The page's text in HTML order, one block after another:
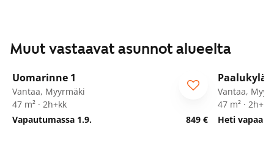
Muut vastaavat asunnot alueelta
Uomarinne 1
Vantaa, Myyrmäki
47 m² · 2h+kk
Vapautumassa 1.9.
849 €
Vantaa,
47 m² ·
Heti vapaa